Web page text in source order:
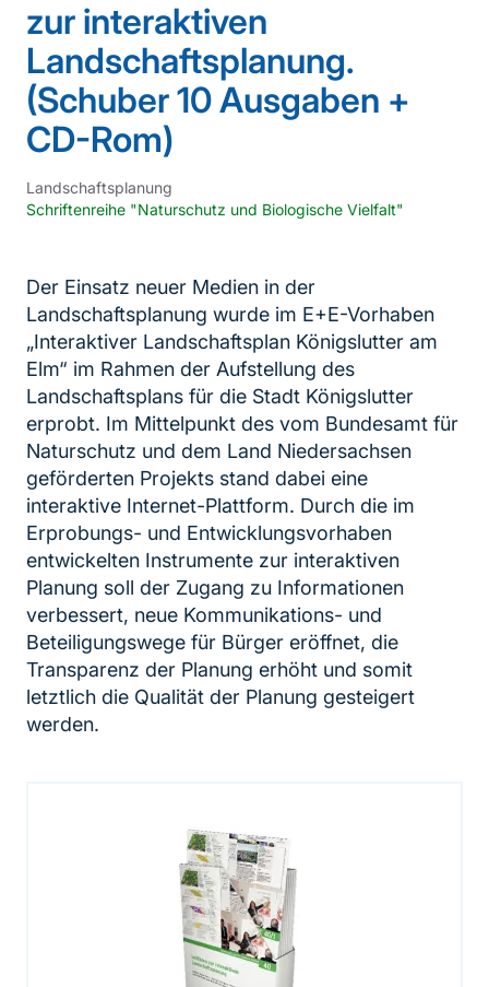
zur interaktiven
Landschaftsplanung.
(Schuber 10 Ausgaben +
CD-Rom)
Landschaftsplanung
Schriftenreihe "Naturschutz und Biologische Vielfalt"
Der Einsatz neuer Medien in der
Landschaftsplanung wurde im E+E-Vorhaben
„Interaktiver Landschaftsplan Königslutter am
Elm“ im Rahmen der Aufstellung des
Landschaftsplans für die Stadt Königslutter
erprobt. Im Mittelpunkt des vom Bundesamt für
Naturschutz und dem Land Niedersachsen
geförderten Projekts stand dabei eine
interaktive Internet-Plattform. Durch die im
Erprobungs- und Entwicklungsvorhaben
entwickelten Instrumente zur interaktiven
Planung soll der Zugang zu Informationen
verbessert, neue Kommunikations- und
Beteiligungswege für Bürger eröffnet, die
Transparenz der Planung erhöht und somit
letztlich die Qualität der Planung gesteigert
werden.